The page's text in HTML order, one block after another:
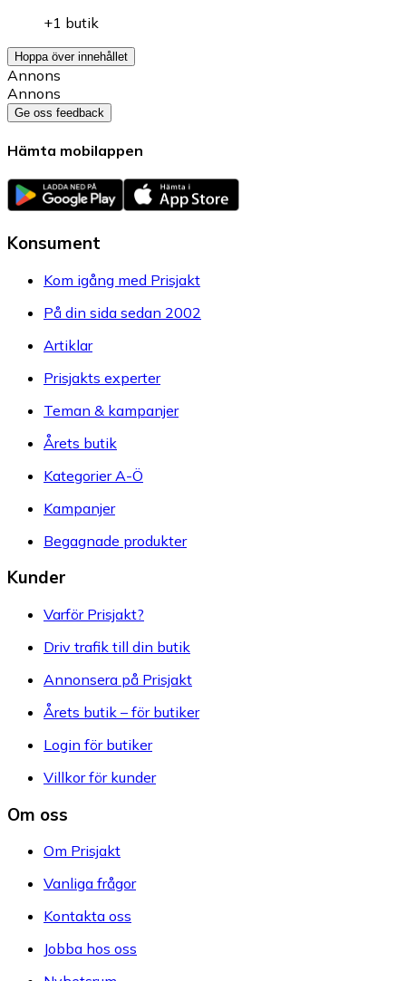
+1 butik
Hoppa över innehållet
Annons
Annons
Ge oss feedback
Hämta mobilappen
Konsument
Kom igång med Prisjakt
På din sida sedan 2002
Artiklar
Prisjakts experter
Teman & kampanjer
Årets butik
Kategorier A-Ö
Kampanjer
Begagnade produkter
Kunder
Varför Prisjakt?
Driv trafik till din butik
Annonsera på Prisjakt
Årets butik – för butiker
Login för butiker
Villkor för kunder
Om oss
Om Prisjakt
Vanliga frågor
Kontakta oss
Jobba hos oss